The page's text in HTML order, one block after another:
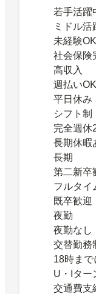
若手活躍
ミドル活
未経験OK
社会保険
高収入
週払いOK
平日休み
シフト制
完全週休
長期休暇
長期
第二新卒
フルタイ
既卒歓迎
夜勤
夜勤なし
交替勤務
18時ま
U・Iター
交通費支